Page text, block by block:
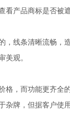
产品商标是否被
，线条清晰流畅
观。
，而功能更齐全
杂牌，但据客户使